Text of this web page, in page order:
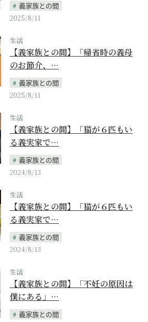
義家族との間
2025/8/11
生活
【義家族との間】「帰省時の義母
のお節介、…
義家族との間
2025/8/11
生活
【義家族との間】「猫が６匹もい
る義実家で…
義家族との間
2024/8/13
生活
【義家族との間】「猫が６匹もい
る義実家で…
義家族との間
2024/8/13
生活
【義家族との間】「不妊の原因は
僕にある」…
義家族との間